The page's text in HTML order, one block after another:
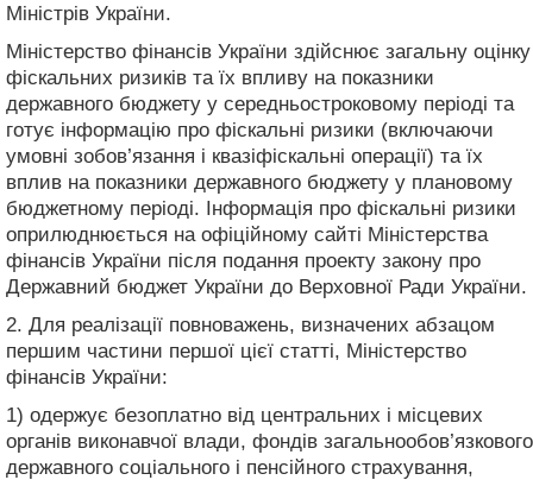
Міністрів України.
Міністерство фінансів України здійснює загальну оцінку
фіскальних ризиків та їх впливу на показники
державного бюджету у середньостроковому періоді та
готує інформацію про фіскальні ризики (включаючи
умовні зобов’язання і квазіфіскальні операції) та їх
вплив на показники державного бюджету у плановому
бюджетному періоді. Інформація про фіскальні ризики
оприлюднюється на офіційному сайті Міністерства
фінансів України після подання проекту закону про
Державний бюджет України до Верховної Ради України.
2. Для реалізації повноважень, визначених абзацом
першим частини першої цієї статті, Міністерство
фінансів України:
1) одержує безоплатно від центральних і місцевих
органів виконавчої влади, фондів загальнообов’язкового
державного соціального і пенсійного страхування,